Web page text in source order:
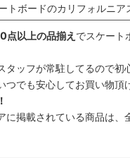
トボードのカリフォルニア
以上の品揃え でスケート
タッフが常駐してるので初
つでも安心してお買い物頂
に掲載されている商品は、